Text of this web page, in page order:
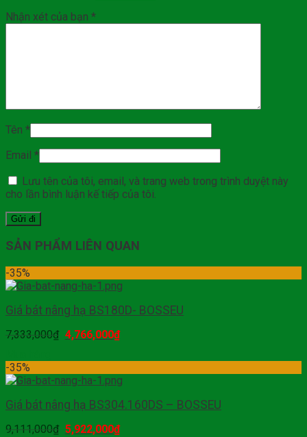
Nhận xét của bạn *
Tên *
Email *
Lưu tên của tôi, email, và trang web trong trình duyệt này
cho lần bình luận kế tiếp của tôi.
SẢN PHẨM LIÊN QUAN
-35%
Giá bát nâng hạ BS180D- BOSSEU
7,333,000₫ 4,766,000₫
-35%
Giá bát nâng hạ BS304.160DS – BOSSEU
9,111,000₫ 5,922,000₫